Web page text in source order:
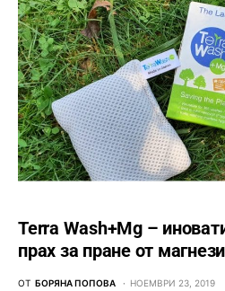
Terra Wash+Mg –
прах за пране от
ОТ БОРЯНА ПОПОВА НОЕМВРИ 23, 2019